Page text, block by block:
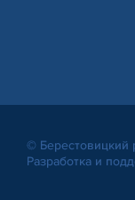
© Берестовицкий
Разработка и